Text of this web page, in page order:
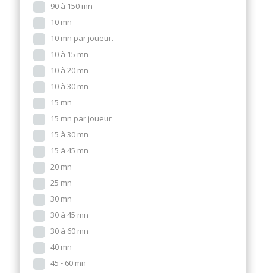
90 à 150 mn
10 mn
10 mn par joueur.
10 à 15 mn
10 à 20 mn
10 à 30 mn
15 mn
15 mn par joueur
15 à 30 mn
15 à 45 mn
20 mn
25 mn
30 mn
30 à 45 mn
30 à 60 mn
40 mn
45 - 60 mn